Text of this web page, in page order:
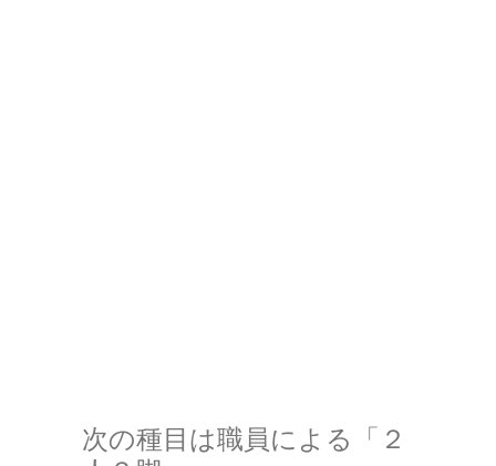
次の種目は職員による「２